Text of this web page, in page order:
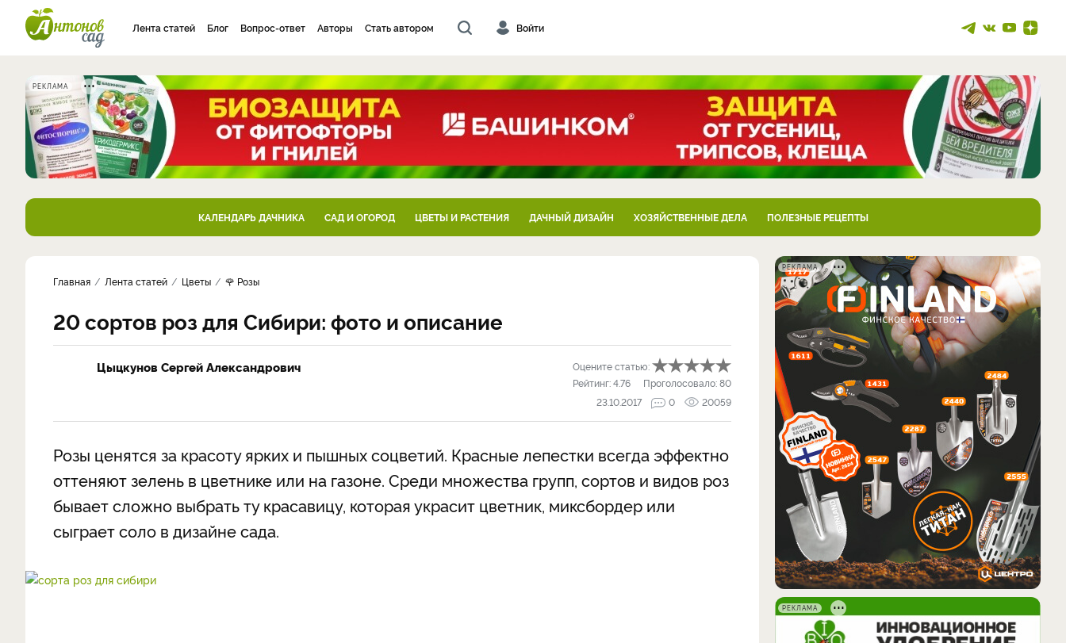
Лента статей Блог Вопрос-ответ Авторы Стать автором Войти
РЕКЛАМА
КАЛЕНДАРЬ ДАЧНИКА САД И ОГОРОД ЦВЕТЫ И РАСТЕНИЯ ДАЧНЫЙ ДИЗАЙН ХОЗЯЙСТВЕННЫЕ ДЕЛА ПОЛЕЗНЫЕ РЕЦЕПТЫ
Главная Лента статей Цветы 🌹 Розы
20 сортов роз для Сибири: фото и описание
Цыцкунов Сергей Александрович
Оцените статью:
Рейтинг:4.76 Проголосовало:80
23.10.2017
0 20059
Розы ценятся за красоту ярких и пышных соцветий. Красные лепестки всегда эффектно
оттеняют зелень в цветнике или на газоне. Среди множества групп, сортов и видов роз
бывает сложно выбрать ту красавицу, которая украсит цветник, миксбордер или
сыграет соло в дизайне сада.
РЕКЛАМА
РЕКЛАМА